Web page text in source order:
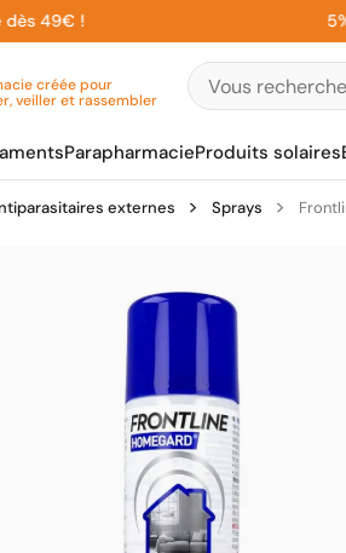
! 5%
créée pour
veiller et rassembler
ParapharmacieProduits solaires
externes Sprays